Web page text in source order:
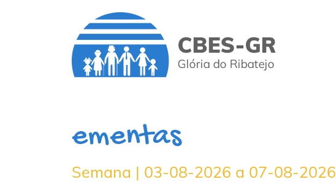
ementas
Semana | 03-08-2026 a 07-08-2026